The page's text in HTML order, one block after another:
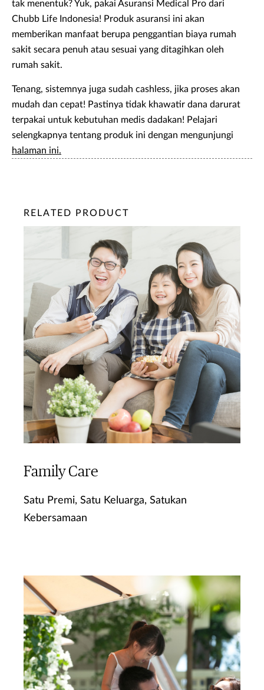
tak menentuk? Yuk, pakai Asuransi Medical Pro dari
Chubb Life Indonesia! Produk asuransi ini akan
memberikan manfaat berupa penggantian biaya rumah
sakit secara penuh atau sesuai yang ditagihkan oleh
rumah sakit.
Tenang, sistemnya juga sudah cashless, jika proses akan
mudah dan cepat! Pastinya tidak khawatir dana darurat
terpakai untuk kebutuhan medis dadakan! Pelajari
selengkapnya tentang produk ini dengan mengunjungi
halaman ini.
RELATED PRODUCT
Family Care
Satu Premi, Satu Keluarga, Satukan
Kebersamaan